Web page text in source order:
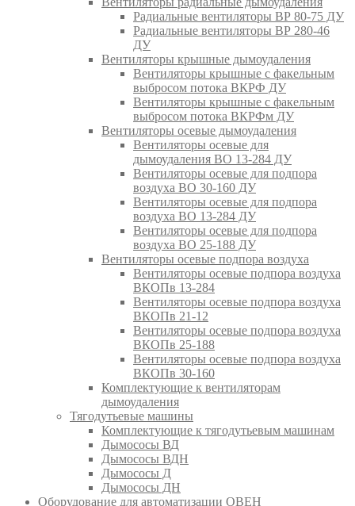
Радиальные вентиляторы ВР 80-75 ДУ
Радиальные вентиляторы ВР 280-46
ДУ
Вентиляторы крышные дымоудаления
Вентиляторы крышные с факельным
выбросом потока ВКРФ ДУ
Вентиляторы крышные с факельным
выбросом потока ВКРФм ДУ
Вентиляторы осевые дымоудаления
Вентиляторы осевые для
дымоудаления ВО 13-284 ДУ
Вентиляторы осевые для подпора
воздуха ВО 30-160 ДУ
Вентиляторы осевые для подпора
воздуха ВО 13-284 ДУ
Вентиляторы осевые для подпора
воздуха ВО 25-188 ДУ
Вентиляторы осевые подпора воздуха
Вентиляторы осевые подпора воздуха
ВКОПв 13-284
Вентиляторы осевые подпора воздуха
ВКОПв 21-12
Вентиляторы осевые подпора воздуха
ВКОПв 25-188
Вентиляторы осевые подпора воздуха
ВКОПв 30-160
Комплектующие к вентиляторам
дымоудаления
Тягодутьевые машины
Комплектующие к тягодутьевым машинам
Дымососы ВД
Дымососы ВДН
Дымососы Д
Дымососы ДН
Оборудование для автоматизации ОВЕН